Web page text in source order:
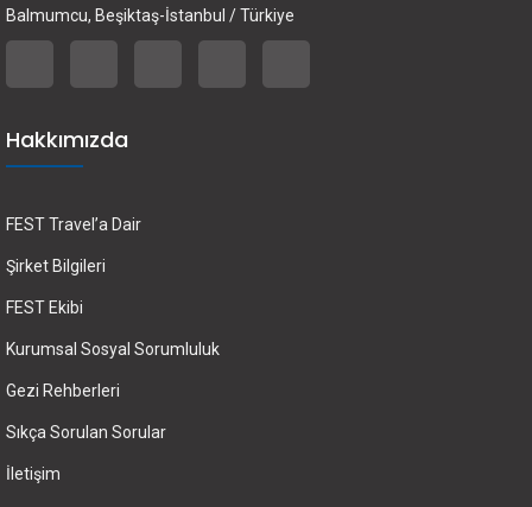
Balmumcu, Beşiktaş-İstanbul / Türkiye
Hakkımızda
FEST Travel’a Dair
Şirket Bilgileri
FEST Ekibi
Kurumsal Sosyal Sorumluluk
Gezi Rehberleri
Sıkça Sorulan Sorular
İletişim